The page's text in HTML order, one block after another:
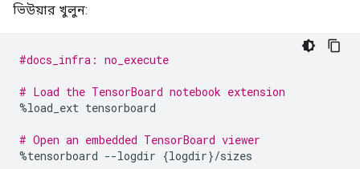
ভিউয়ার খুলুন:
#docs_infra: no_execute
# Load the TensorBoard notebook extension
%load_ext tensorboard
# Open an embedded TensorBoard viewer
%tensorboard --logdir {logdir}/sizes